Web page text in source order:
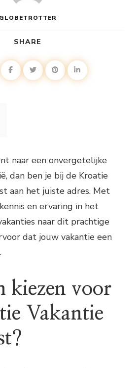
GLOBETROTTER
SHARE
naar een onvergetelijke
dan ben je bij de Kroatie
aan het juiste adres. Met
en ervaring in het
naar dit prachtige
dat jouw vakantie een
kiezen voor
Vakantie